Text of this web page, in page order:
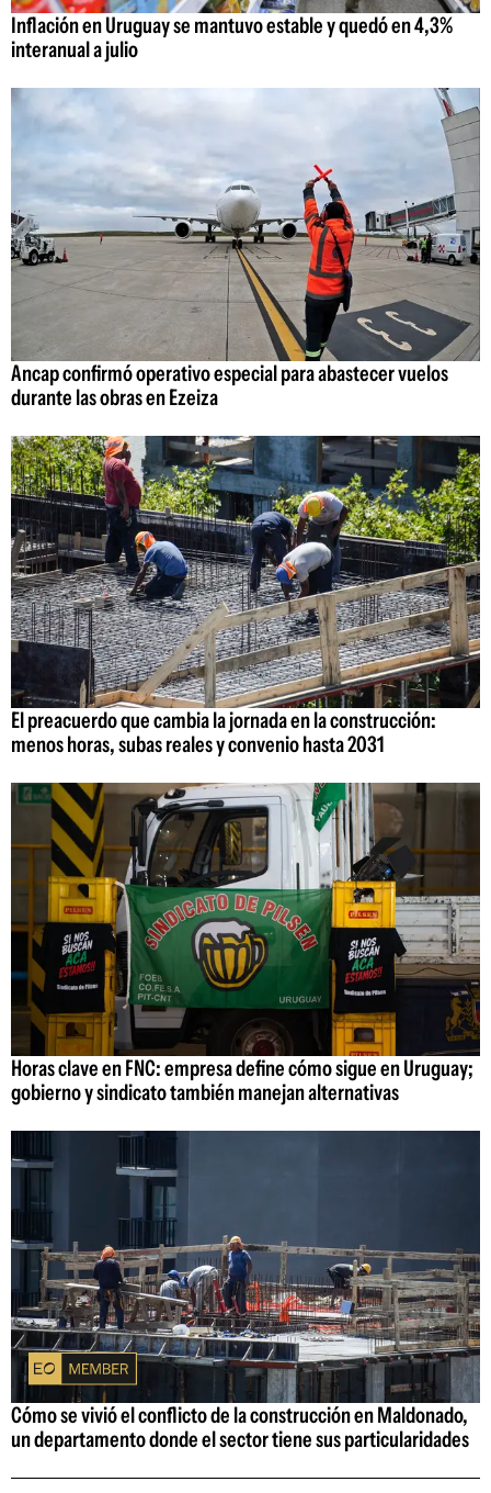
Inflación en Uruguay se mantuvo estable y quedó en 4,3%
interanual a julio
Ancap confirmó operativo especial para abastecer vuelos
durante las obras en Ezeiza
El preacuerdo que cambia la jornada en la construcción:
menos horas, subas reales y convenio hasta 2031
Horas clave en FNC: empresa define cómo sigue en Uruguay;
gobierno y sindicato también manejan alternativas
Cómo se vivió el conflicto de la construcción en Maldonado,
un departamento donde el sector tiene sus particularidades